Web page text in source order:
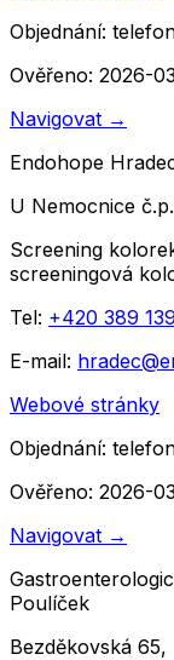
Objednání:
Ověřeno: 2026-03
Navigovat →
Endohope
U Nemocnice
Screening
screeningová
Tel: +420 389
E-mail:
Webové stránky
Objednání:
Ověřeno: 2026-03
Navigovat →
Poulíček
Bezděkovská